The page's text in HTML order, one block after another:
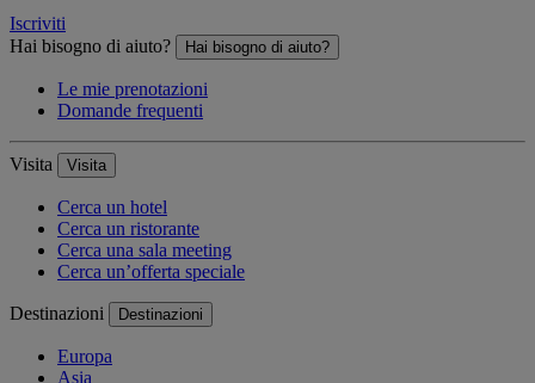
Iscriviti
Hai bisogno di aiuto?
Hai bisogno di aiuto?
Le mie prenotazioni
Domande frequenti
Visita Visita
Cerca un hotel
Cerca un ristorante
Cerca una sala meeting
Cerca un’offerta speciale
Destinazioni Destinazioni
Europa
Asia